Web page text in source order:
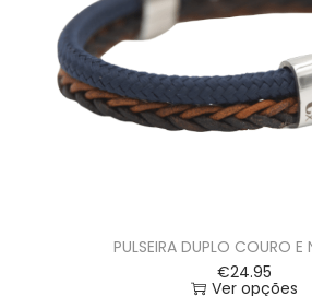
PULSEIRA DUPLO COURO E
€24.95
Ver opções